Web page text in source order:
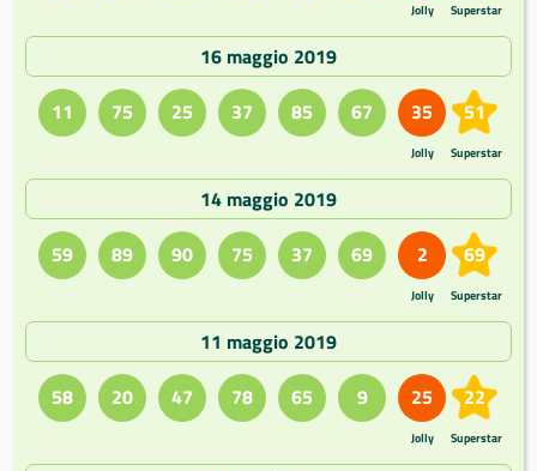
Jolly Superstar
16 maggio 2019
11
75 25 37 85 67 35
Jolly
51
Superstar
14 maggio 2019
59
89 90 75 37 69 2
Jolly
69
Superstar
11 maggio 2019
58
20 47 78 65 9 25
Jolly
22
Superstar